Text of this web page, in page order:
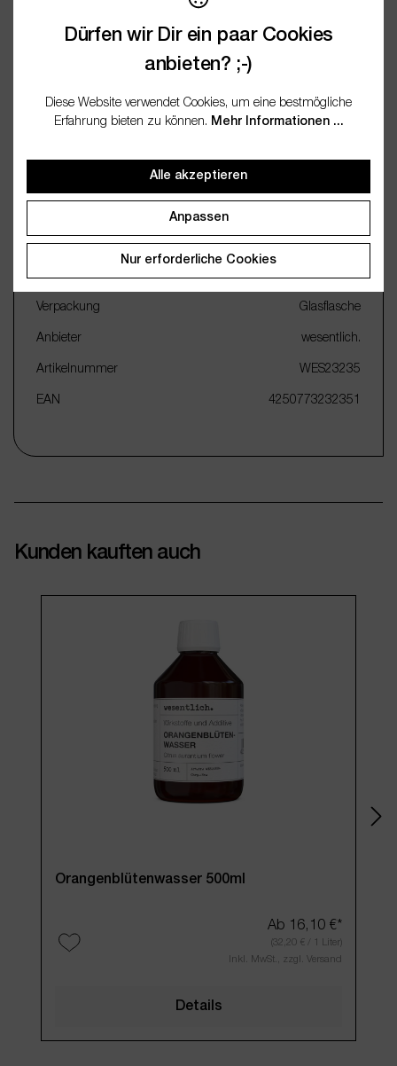
Bewertungen
Dokumentation
Set aus 8 ausgewählten
Duftölen - "zweisam" 8x10ml
Verpackung Glasflasche
Anbieter wesentlich.
Artikelnummer WES23235
EAN 4250773232351
Kunden kauften auch
Orangenblütenwasser 500ml
Ab 16,10 €*
(32,20 € / 1 Liter)
Inkl. MwSt., zzgl. Versand
Details
Dürfen wir Dir ein paar Cookies
anbieten? ;-)
Diese Website verwendet Cookies, um eine bestmögliche
Erfahrung bieten zu können. Mehr Informationen ...
Alle akzeptieren
Anpassen
Nur erforderliche Cookies